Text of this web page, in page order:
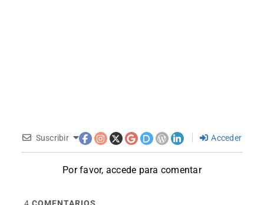
Suscribir Acceder
Por favor, accede para comentar
4 COMENTARIOS